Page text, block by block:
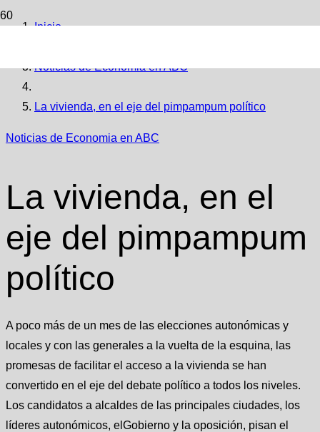
Inicio
Noticias de Economia en ABC
La vivienda, en el eje del pimpampum político
Noticias de Economia en ABC
La vivienda, en el
eje del pimpampum
político
A poco más de un mes de las elecciones autonómicas y
locales y con las generales a la vuelta de la esquina, las
promesas de facilitar el acceso a la vivienda se han
convertido en el eje del debate político a todos los niveles.
Los candidatos a alcaldes de las principales ciudades, los
líderes autonómicos, elGobierno y la oposición, pisan el